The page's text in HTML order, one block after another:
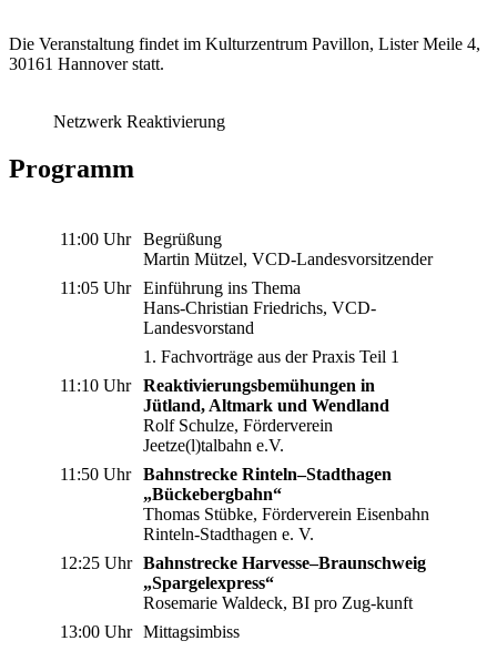
Die Veranstaltung findet im Kulturzentrum Pavillon, Lister Meile 4,
30161 Hannover statt.
Netzwerk Reaktivierung
Programm
11:00 Uhr
Begrüßung
Martin Mützel, VCD-Landesvorsitzender
11:05 Uhr
Einführung ins Thema
Hans-Christian Friedrichs, VCD-
Landesvorstand
1. Fachvorträge aus der Praxis Teil 1
11:10 Uhr
Reaktivierungsbemühungen in
Jütland, Altmark und Wendland
Rolf Schulze, Förderverein
Jeetze(l)talbahn e.V.
11:50 Uhr
Bahnstrecke Rinteln–Stadthagen
„Bückebergbahn“
Thomas Stübke, Förderverein Eisenbahn
Rinteln-Stadthagen e. V.
12:25 Uhr
Bahnstrecke Harvesse–Braunschweig
„Spargelexpress“
Rosemarie Waldeck, BI pro Zug-kunft
13:00 Uhr
Mittagsimbiss